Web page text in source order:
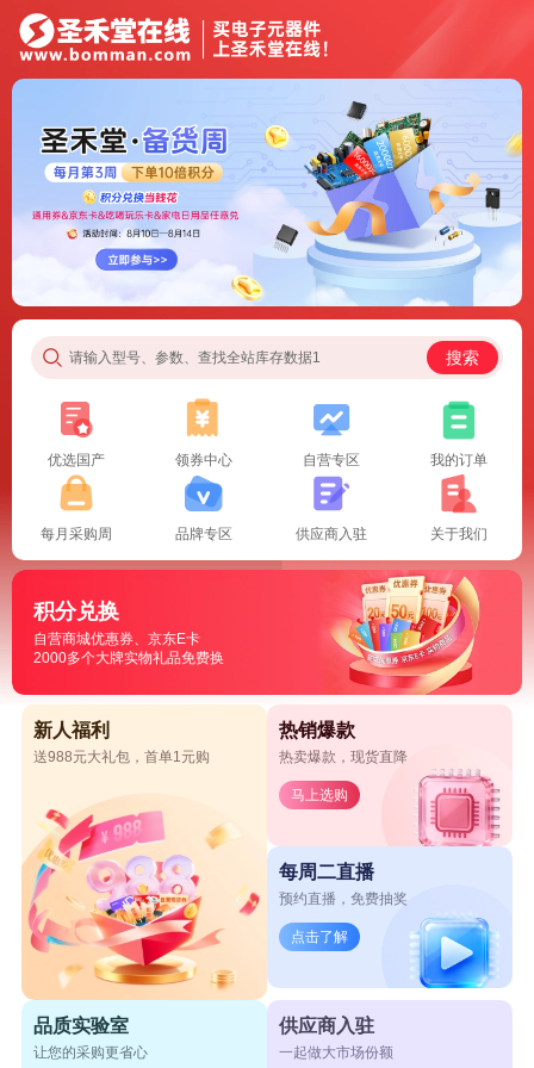
请输入型号、参数、查找全站库存数据1 搜索
优选国产 领券中心 自营专区 我的订单
每月采购周 品牌专区 供应商入驻 关于我们
积分兑换
自营商城优惠券、京东E卡
2000多个大牌实物礼品免费换
新人福利
送988元大礼包，首单1元购
热销爆款
热卖爆款，现货直降
马上选购
每周二直播
预约直播，免费抽奖
点击了解
品质实验室
让您的采购更省心
供应商入驻
一起做大市场份额